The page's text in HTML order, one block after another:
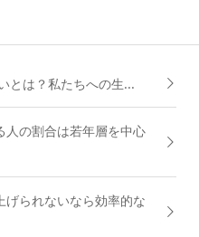
とは？私たちへの生...
人の割合は若年層を中心
られないなら効率的な